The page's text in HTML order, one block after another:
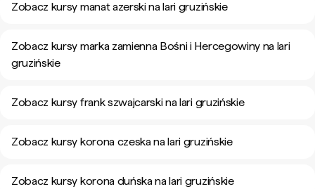
Zobacz kursy manat azerski na lari gruzińskie
Zobacz kursy marka zamienna Bośni i Hercegowiny na lari
gruzińskie
Zobacz kursy frank szwajcarski na lari gruzińskie
Zobacz kursy korona czeska na lari gruzińskie
Zobacz kursy korona duńska na lari gruzińskie